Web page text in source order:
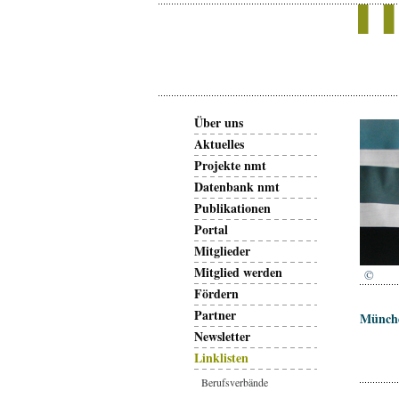
©
Über uns
Aktuelles
Projekte nmt
Datenbank nmt
Publikationen
Portal
Mitglieder
Mitglied werden
Fördern
Partner
Newsletter
Linklisten
Berufsverbände